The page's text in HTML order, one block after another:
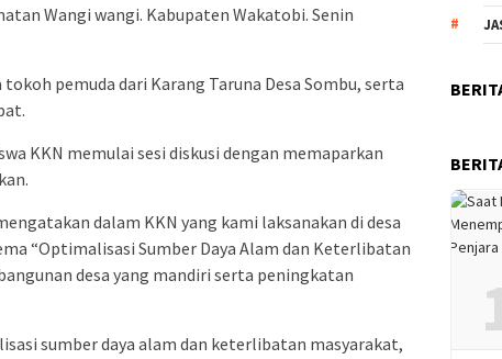
Wangi wangi. Kabupaten Wakatobi. Senin
pemuda dari Karang Taruna Desa Sombu, serta
KKN memulai sesi diskusi dengan memaparkan
dalam KKN yang kami laksanakan di desa
“Optimalisasi Sumber Daya Alam dan Keterlibatan
desa yang mandiri serta peningkatan
sumber daya alam dan keterlibatan masyarakat,